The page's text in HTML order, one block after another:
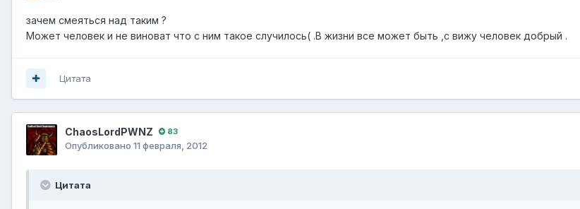
зачем смеяться над таким ?
Может человек и не виноват что с ним такое случилось( .В жизни все может быть ,с вижу человек добрый .
Цитата
ChaosLordPWNZ 83
Опубликовано 11 февраля, 2012
Цитата